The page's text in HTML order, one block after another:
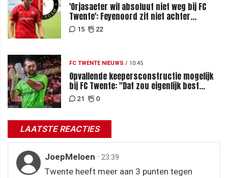
'Orjasaeter wil absoluut niet weg bij FC
Twente': Feyenoord zit niet achter
recordbod
15 22
FC TWENTE NIEUWS / 10:45
Opvallende keepersconstructie mogelijk
bij FC Twente: "Dat zou eigenlijk best
kunnen"
21 0
LAATSTE REACTIES
JoepMeloen · 23:39
Twente heeft meer aan 3 punten tegen